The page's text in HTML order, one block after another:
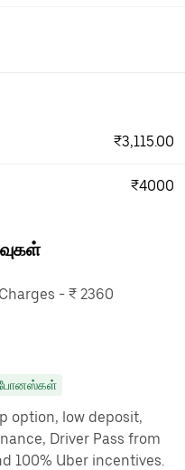
₹3,115.00
₹4000
- ₹ 2360
போனஸ்கள்
option, low deposit,
Driver Pass from
100% Uber incentives.